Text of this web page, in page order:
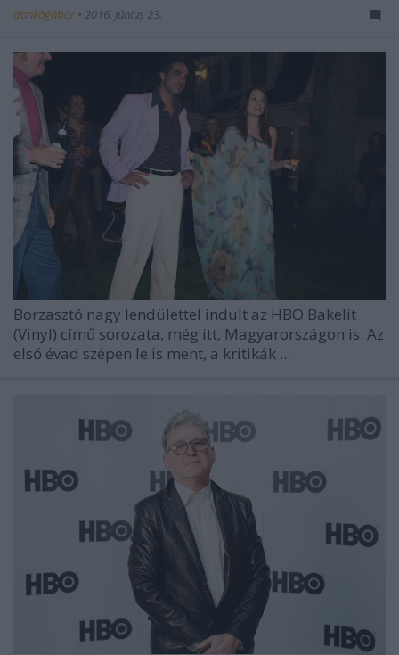
dankógábor • 2016. június 23.
Borzasztó nagy lendülettel indult az HBO Bakelit
(Vinyl) című sorozata, még itt, Magyarországon is. Az
első évad szépen le is ment, a kritikák ...